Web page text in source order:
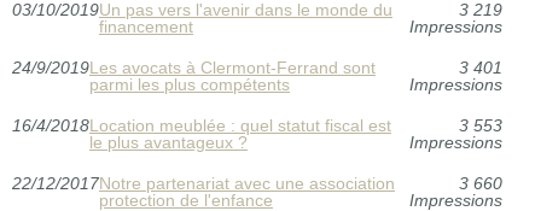
03/10/2019Un pas vers l'avenir dans le monde du
financement
3 219
Impressions
24/9/2019Les avocats à Clermont-Ferrand sont
parmi les plus compétents
3 401
Impressions
16/4/2018Location meublée : quel statut fiscal est
le plus avantageux ?
3 553
Impressions
22/12/2017Notre partenariat avec une association
protection de l'enfance
3 660
Impressions